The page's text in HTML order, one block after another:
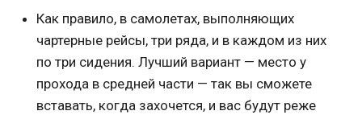
Как правило, в самолетах, выполняющих
чартерные рейсы, три ряда, и в каждом из них
по три сидения. Лучший вариант — место у
прохода в средней части — так вы сможете
вставать, когда захочется, и вас будут реже